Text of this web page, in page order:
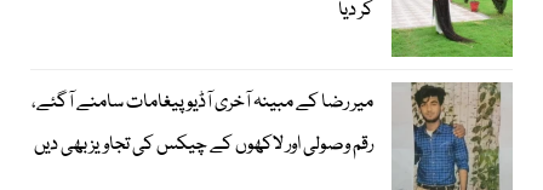
کر دیا
میر رضا کے مبینہ آخری آڈیو پیغامات سامنے آگئے،
رقم وصولی اور لاکھوں کے چیکس کی تجاویز بھی دیں